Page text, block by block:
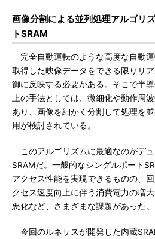
画像分割による並列処理アルゴリ
トSRAM
完全自動運転のような高度な自動
取得した映像データをできる限りリ
御に反映する必要がある。そこで半
上の手法としては、微細化や動作周
あり、画像を細かく分割して処理を
用が検討されている。
このアルゴリズムに最適なのがデ
SRAMだ。一般的なシングルポート
アクセス性能を実現できるものの、
クセス速度向上に伴う消費電力の増
悪化など、さまざまな課題があった。
今回のルネサスが開発した内蔵